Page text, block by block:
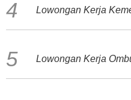
Lowongan Kerja
Lowongan Kerja